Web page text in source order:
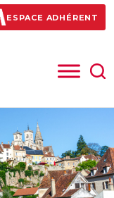
ESPACE ADHÉRENT